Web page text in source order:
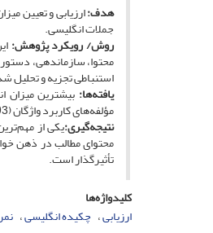
هدف:ارزیابی و تعیین
جملات انگلیسی.
روش/ رویکرد پژوهش:
استنباطی تجزیه و تحلیل
یافته‌ها:
مؤلفه‌های کاربرد واژگان (6/93%)، دستور زبان (32/91%)، و مکانیزم (85%) به‌دست آمد. نگارش چکیده‌های انگلیسی در سطح عالی (86/92%) قرار داشت.
نتیجه‌گیری:یکی از
محتوای مطالب در ذهن
تأثیرگذار است.
کلیدواژه‌ها
ارزیابی چکیده انگلیسی